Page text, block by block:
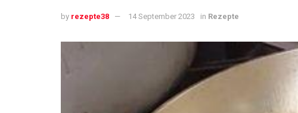
by rezepte38 14 September 2023 in Rezepte